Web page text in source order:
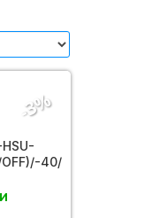
40/
-3%